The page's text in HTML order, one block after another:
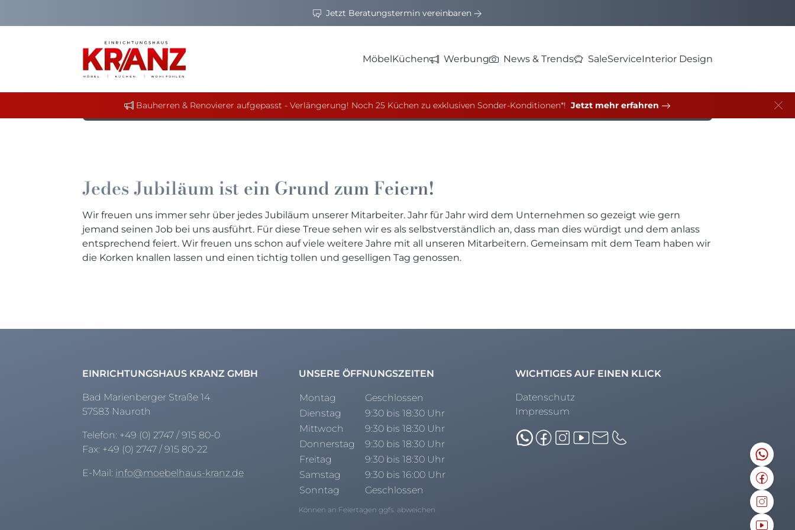
Jetzt Beratungstermin vereinbaren
MöbelKüchen Werbung News & Trends SaleServiceInterior Design
Bauherren & Renovierer aufgepasst - Verlängerung! Noch 25 Küchen zu exklusiven Sonder-Konditionen*! Jetzt mehr erfahren
Jubiläum Ellen Schmidt
Seit 30 Jahren begleitet Ellen Schmidt nun schon unsere Firma. Wir möchten uns ganz
herzlich bei ihr für ihren Einsatz bedanken. Wir hoffen, dass noch viele weitere Jahre folgen
werden !
Jedes Jubiläum ist ein Grund zum Feiern!
Wir freuen uns immer sehr über jedes Jubiläum unserer Mitarbeiter. Jahr für Jahr wird dem Unternehmen so gezeigt wie gern
jemand seinen Job bei uns ausführt. Für diese Treue sehen wir es als selbstverständlich an, dass man dies würdigt und dem anlass
entsprechend feiert. Wir freuen uns schon auf viele weitere Jahre mit all unseren Mitarbeitern. Gemeinsam mit dem Team haben wir
die Korken knallen lassen und einen tichtig tollen und geselligen Tag genossen.
EINRICHTUNGSHAUS KRANZ GMBH
Bad Marienberger Straße 14
57583 Nauroth
Telefon: +49 (0) 2747 / 915 80-0
Fax: +49 (0) 2747 / 915 80-22
E-Mail: info@moebelhaus-kranz.de
UNSERE ÖFFNUNGSZEITEN
Montag
Geschlossen
Dienstag
9:30 bis 18:30 Uhr
Mittwoch
9:30 bis 18:30 Uhr
Donnerstag
9:30 bis 18:30 Uhr
Freitag
9:30 bis 18:30 Uhr
Samstag
9:30 bis 16:00 Uhr
Sonntag
Geschlossen
Können an Feiertagen ggfs. abweichen
WICHTIGES AUF EINEN KLICK
Datenschutz
Impressum